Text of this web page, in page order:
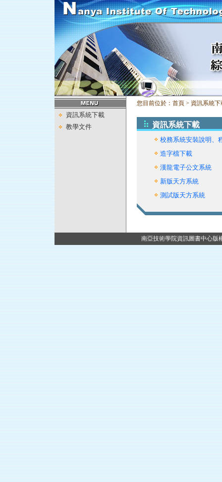
資訊系統下載
教學文件
您目前位於：首頁 > 資訊系統下
資訊系統下載
校務系統安裝說明、
造字檔下載
漢龍電子公文系統
新版天方系統
測試版天方系統
南亞技術學院資訊圖書中心